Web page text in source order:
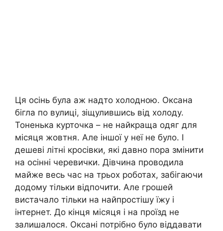
Ця осінь була аж надто холодною. Оксана
бігла по вулиці, зіщулившись від холоду.
Тоненька курточка – не найкраща одяг для
місяця жовтня. Але іншої у неї не було. І
дешеві літні кросівки, які давно пора змінити
на осінні черевички. Дівчина проводила
майже весь час на трьох роботах, забігаючи
додому тільки відпочити. Але грошей
вистачало тільки на найпростішу їжу і
інтернет. До кінця місяця і на проїзд не
залишалося. Оксані потрібно було віддавати